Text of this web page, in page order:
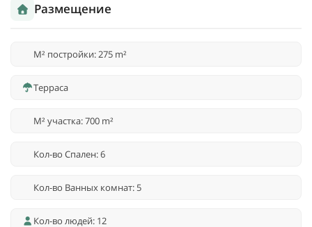
Размещение
M² постройки: 275 m²
Терраса
M² участка: 700 m²
Кол-во Спален: 6
Кол-во Ванных комнат: 5
Кол-во людей: 12